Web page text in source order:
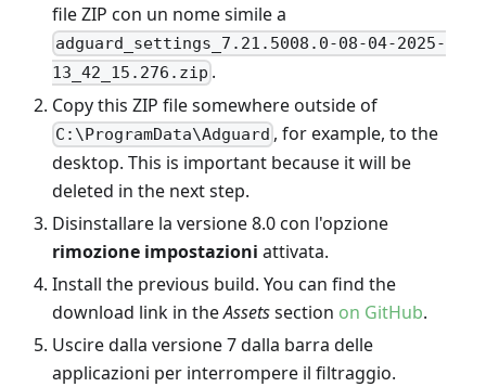
file ZIP con un nome simile a
adguard_settings_7.21.5008.0-08-04-2025-
13_42_15.276.zip .
Copy this ZIP file somewhere outside of
C:\ProgramData\Adguard , for example, to the
desktop. This is important because it will be
deleted in the next step.
Disinstallare la versione 8.0 con l'opzione
rimozione impostazioni attivata.
Install the previous build. You can find the
download link in theAssetssection on GitHub.
Uscire dalla versione 7 dalla barra delle
applicazioni per interrompere il filtraggio.